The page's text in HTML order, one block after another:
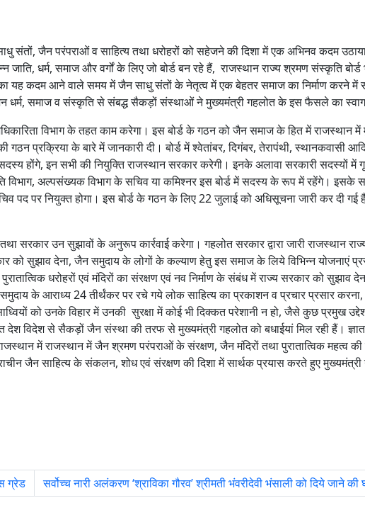
संतों, जैन परंपराओं व साहित्य तथा धरोहरों को सहेजने की दिशा में एक अभिनव कदम
धर्म, समाज और वर्गों के लिए जो बोर्ड बन रहे हैं, राजस्थान राज्य श्रमण संस्कृति
यह कदम आने वाले समय में जैन साधु संतों के नेतृत्व में एक बेहतर समाज का निर्माण करने में
जैन धर्म, समाज व संस्कृति से संबद्ध सैकड़ों संस्थाओं ने मुख्यमंत्री गहलोत के इस फैसले का
विभाग के तहत काम करेगा। इस बोर्ड के गठन को जैन समाज के हित में राजस्थान
प्रक्रिया के बारे में जानकारी दी। बोर्ड में श्वेतांबर, दिगंबर, तेरापंथी, स्थानकवासी
होंगे, इन सभी की नियुक्ति राजस्थान सरकार करेगी। इनके अलावा सरकारी सदस्यों में
विभाग, अल्पसंख्यक विभाग के सचिव या कमिश्नर इस बोर्ड में सदस्य के रूप में रहेंगे। इसके
पद पर नियुक्त होगा। इस बोर्ड के गठन के लिए 22 जुलाई को अधिसूचना जारी कर दी
सरकार उन सुझावों के अनुरूप कार्रवाई करेगा। गहलोत सरकार द्वारा जारी राजस्थान
को सुझाव देना, जैन समुदाय के लोगों के कल्याण हेतु इस समाज के लिये विभिन्न योजनाएं
धरोहरों एवं मंदिरों का संरक्षण एवं नव निर्माण के संबंध में राज्य सरकार को सुझाव
के आराध्य 24 तीर्थंकर पर रचे गये लोक साहित्य का प्रकाशन व प्रचार प्रसार
को उनके विहार में उनकी सुरक्षा में कोई भी दिक्कत परेशानी न हो, जैसे कुछ प्रमुख
देश विदेश से सैकड़ों जैन संस्था की तरफ से मुख्यमंत्री गहलोत को बधाईयां मिल रही हैं।
में राजस्थान में जैन श्रमण परंपराओं के संरक्षण, जैन मंदिरों तथा पुरातात्विक महत्व
जैन साहित्य के संकलन, शोध एवं संरक्षण की दिशा में सार्थक प्रयास करते हुए मुख्यमंत्री
ग्रेड सर्वोच्च नारी अलंकरण ‘श्राविका गौरव’ श्रीमती भंवरीदेवी भंसाली को दिये जाने की